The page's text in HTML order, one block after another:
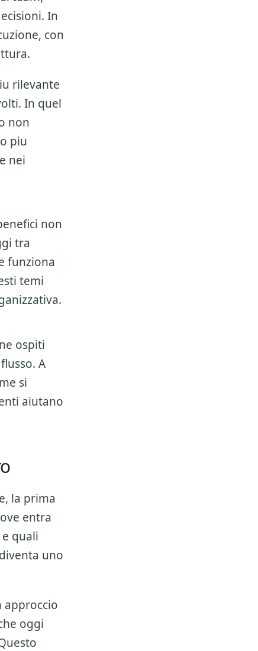
In
con
rilevante
In quel
non
piu
nei
non
tra
funziona
temi
ospiti
A
si
aiutano
, la prima
entra
quali
uno
oggi